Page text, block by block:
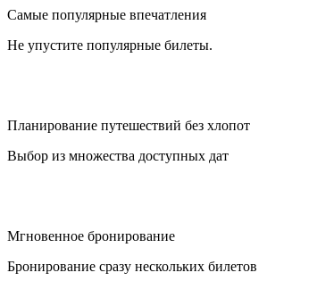
Самые популярные впечатления
Не упустите популярные билеты.
Планирование путешествий без хлопот
Выбор из множества доступных дат
Мгновенное бронирование
Бронирование сразу нескольких билетов